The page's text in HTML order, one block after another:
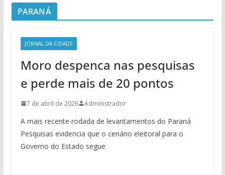
PARANÁ
JORNAL DA CIDADE
Moro despenca nas pesquisas
e perde mais de 20 pontos
7 de abril de 2026 Administrador
A mais recente rodada de levantamentos do Paraná
Pesquisas evidencia que o cenário eleitoral para o
Governo do Estado segue